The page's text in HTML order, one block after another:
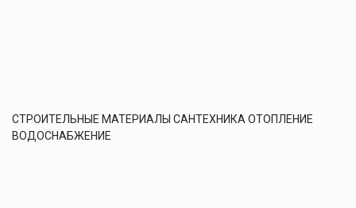
СТРОИТЕЛЬНЫЕ МАТЕРИАЛЫ САНТЕХНИКА ОТОПЛЕНИЕ
ВОДОСНАБЖЕНИЕ